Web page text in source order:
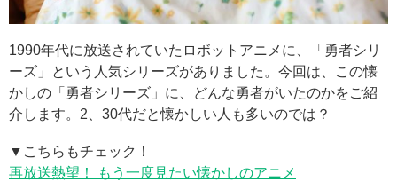
1990年代に放送されていたロボットアニメに、「勇者シリ
ーズ」という人気シリーズがありました。今回は、この懐
かしの「勇者シリーズ」に、どんな勇者がいたのかをご紹
介します。2、30代だと懐かしい人も多いのでは？
▼こちらもチェック！
再放送熱望！ もう一度見たい懐かしのアニメ